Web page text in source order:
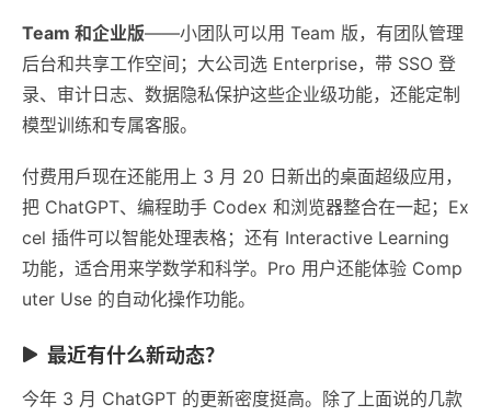
Team 和企业版——小团队可以用 Team 版，有团队管理
后台和共享工作空间；大公司选 Enterprise，带 SSO 登
录、审计日志、数据隐私保护这些企业级功能，还能定制
模型训练和专属客服。
付费用戶现在还能用上 3 月 20 日新出的桌面超级应用，
把 ChatGPT、编程助手 Codex 和浏览器整合在一起；Ex
cel 插件可以智能处理表格；还有 Interactive Learning
功能，适合用来学数学和科学。Pro 用户还能体验 Comp
uter Use 的自动化操作功能。
最近有什么新动态？
今年 3 月 ChatGPT 的更新密度挺高。除了上面说的几款